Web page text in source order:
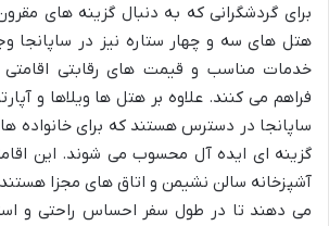
برای گردشگرانی که به دنبال گزینه های
هتل های سه و چهار ستاره نیز در ساپانجا
خدمات مناسب و قیمت های رقابتی اقامتی
فراهم می کنند. علاوه بر هتل ها ویلاها و
ساپانجا در دسترس هستند که برای خانواده
گزینه ای ایده آل محسوب می شوند. این
آشپزخانه سالن نشیمن و اتاق های مجزا
می دهند تا در طول سفر احساس راحتی و